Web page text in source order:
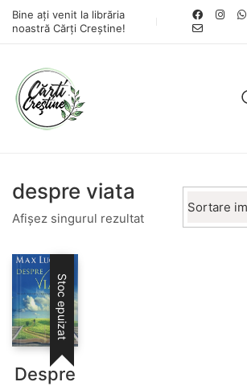
Bine ați venit la librăria
noastră Cărți Creștine!
despre viata
Afișez singurul rezultat
Sortare
Stoc epuizat
Despre